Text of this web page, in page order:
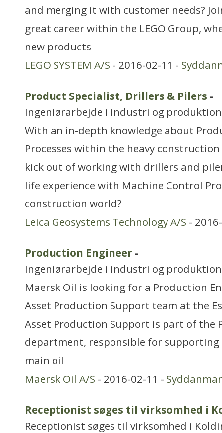
and merging it with customer needs?
great career within the LEGO Group,
new products
LEGO SYSTEM A/S - 2016-02-11 -
Product Specialist, Drillers & Pilers -
Ingeniørarbejde i industri og produktion
With an in-depth knowledge about
Processes within the heavy
kick out of working with drillers and
life experience with Machine Control
construction world?
Leica Geosystems Technology A/S -
Production Engineer -
Ingeniørarbejde i industri og produktion
Maersk Oil is looking for a Production
Asset Production Support team at the
Asset Production Support is part of the
department, responsible for
main oil
Maersk Oil A/S - 2016-02-11 -
Receptionist søges til virksomhed i
Receptionist søges til virksomhed i